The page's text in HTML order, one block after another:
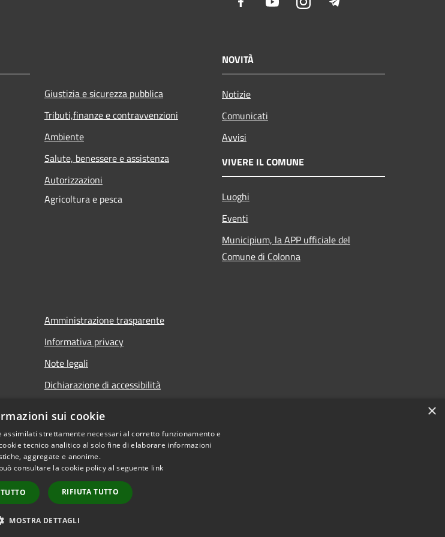
Giustizia e sicurezza pubblica
Tributi,finanze e contravvenzioni
Ambiente
Salute, benessere e assistenza
Autorizzazioni
Agricoltura e pesca
NOVITÀ
Notizie
Comunicati
Avvisi
VIVERE IL COMUNE
Luoghi
Eventi
Municipium, la APP ufficiale del
Comune di Colonna
Amministrazione trasparente
Informativa privacy
Note legali
Dichiarazione di accessibilità
30/06/2024
Consiglio Comunale Online
Copyright © 2026 • Comune di Colonna • Powered by
×
sui cookie
assimilati strettamente necessari al corretto funzionamento e
tecnico analitico al solo fine di elaborare informazioni
aggregate e anonime.
consultare la cookie policy al seguente link
RIFIUTA TUTTO
MOSTRA DETTAGLI